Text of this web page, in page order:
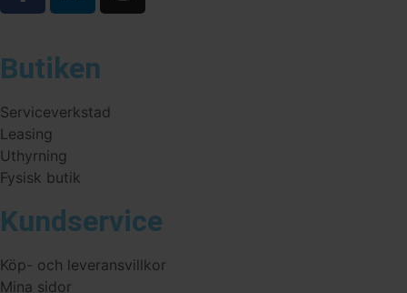
Butiken
Serviceverkstad
Leasing
Uthyrning
Fysisk butik
Kundservice
Köp- och leveransvillkor
Mina sidor